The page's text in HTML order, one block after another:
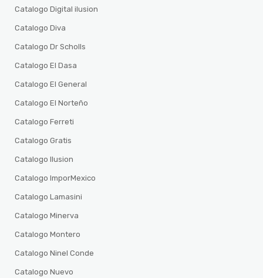
Catalogo Digital ilusion
Catalogo Diva
Catalogo Dr Scholls
Catalogo El Dasa
Catalogo El General
Catalogo El Norteño
Catalogo Ferreti
Catalogo Gratis
Catalogo Ilusion
Catalogo ImporMexico
Catalogo Lamasini
Catalogo Minerva
Catalogo Montero
Catalogo Ninel Conde
Catalogo Nuevo